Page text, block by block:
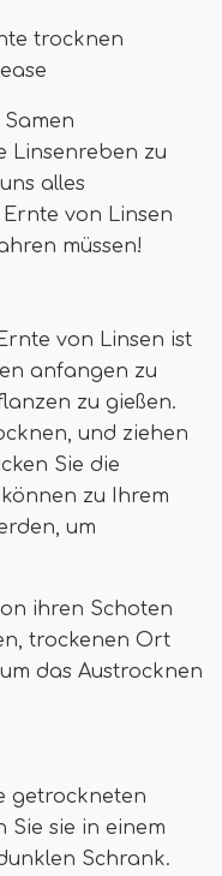
trocknen
Linsenreben zu
alles
von Linsen
müssen!
von Linsen ist
anfangen zu
zu gießen.
und ziehen
Sie die
zu Ihrem
um
ihren Schoten
trockenen Ort
das Austrocknen
getrockneten
Sie sie in einem
Schrank.